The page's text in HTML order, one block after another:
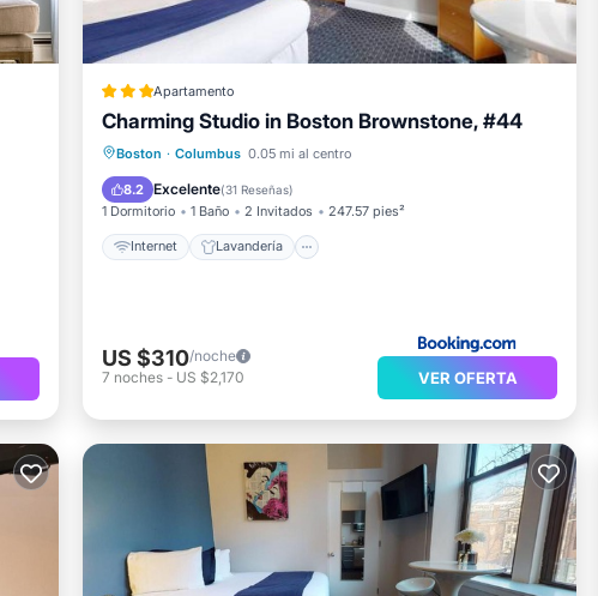
Apartamento
Charming Studio in Boston Brownstone, #44
Boston · Columbus 0.05 mi al centro
8.2 Excelente(31 Reseñas)
1 Dormitorio 1 Baño 2 Invitados 247.57 pies²
Internet Lavandería
Internet
Lavandería
Seguridad/Protección
Servicios para huéspedes
US $310/noche
7 noches - US $2,170 VER OFERTA